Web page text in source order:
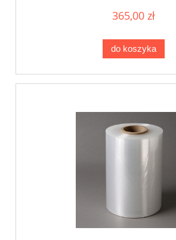
365,00 zł
do koszyka